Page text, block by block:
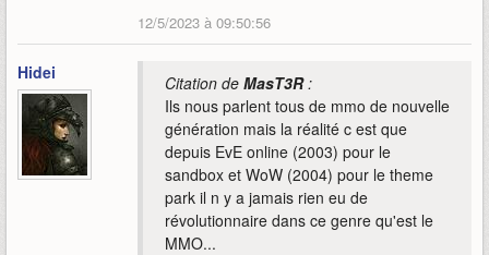
12/5/2023 à 09:50:56
Hidei Citation de MasT3R:
Ils nous parlent tous de mmo de nouvelle
génération mais la réalité c est que
depuis EvE online (2003) pour le
sandbox et WoW (2004) pour le theme
park il n y a jamais rien eu de
révolutionnaire dans ce genre qu'est le
MMO...